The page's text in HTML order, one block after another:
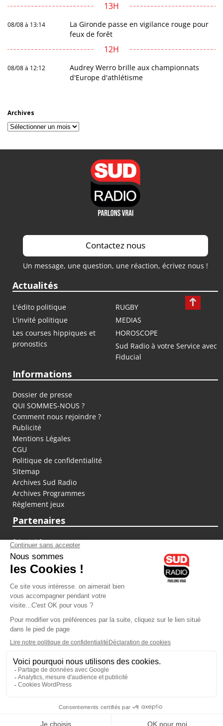
13H
08/08 à 13:14
La Gironde passe en vigilance rouge pour
feux de forêt
12H
08/08 à 12:12
Audrey Werro brille aux championnats
d'Europe d'athlétisme
Archives
Archives
Contactez nous
Un message, une question, une réaction, écrivez nous !
Actualités
L'édito politique
RUGBY
L'invité politique
MEDIAS
Les courses hippiques et
pronostics
HOROSCOPE
Sud Radio à votre Service avec
Fiducial
Informations
Dossier de presse
QUI SOMMES-NOUS ?
Comment nous rejoindre ?
Publicité
Mentions Légales
CGU
Politique de confidentialité
Sitemap
Archives Sud Radio
Archives Programmes
Règlement jeux
Partenaires
fiducial.fr
lyoncapitale.fr
olympique-et-lyonnais.com
L'application Iphone / Android
Téléchargez l'application
Les cookies
Gestion des cookies
Crédit photos : ©Sud Radio / Pierre Olivier
Gil Goncalves
Alexandre Delovane